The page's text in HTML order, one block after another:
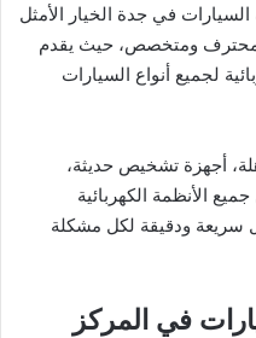
في جدة الخيار الأمثل
محترف ومتخصص، حيث يقدم
لجميع أنواع السيارات
أجهزة تشخيص حديثة،
الأنظمة الكهربائية
سريعة ودقيقة لكل مشكلة
في المركز